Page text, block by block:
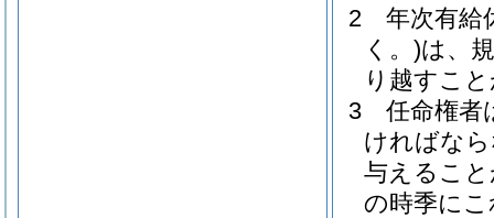
2
年次有給
く。)は、
り越すこ
3
任命権者
ければな
与えるこ
の時季に